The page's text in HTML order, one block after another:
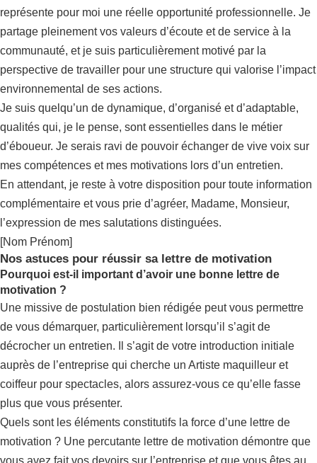
représente pour moi une réelle opportunité professionnelle. Je
partage pleinement vos valeurs d’écoute et de service à la
communauté, et je suis particulièrement motivé par la
perspective de travailler pour une structure qui valorise l’impact
environnemental de ses actions.
Je suis quelqu’un de dynamique, d’organisé et d’adaptable,
qualités qui, je le pense, sont essentielles dans le métier
d’éboueur. Je serais ravi de pouvoir échanger de vive voix sur
mes compétences et mes motivations lors d’un entretien.
En attendant, je reste à votre disposition pour toute information
complémentaire et vous prie d’agréer, Madame, Monsieur,
l’expression de mes salutations distinguées.
[Nom Prénom]
Nos astuces pour réussir sa lettre de motivation
Pourquoi est-il important d’avoir une bonne lettre de
motivation ?
Une missive de postulation bien rédigée peut vous permettre
de vous démarquer, particulièrement lorsqu’il s’agit de
décrocher un entretien. Il s’agit de votre introduction initiale
auprès de l’entreprise qui cherche un Artiste maquilleur et
coiffeur pour spectacles, alors assurez-vous ce qu’elle fasse
plus que vous présenter.
Quels sont les éléments constitutifs la force d’une lettre de
motivation ? Une percutante lettre de motivation démontre que
vous avez fait vos devoirs sur l’entreprise et que vous êtes au